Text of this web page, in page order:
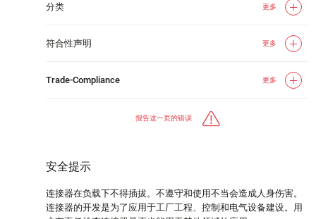
分类 更多
符合性声明 更多
Trade-Compliance 更多
报告这一页的错误
安全提示
连接器在负载下不得插拔。不遵守和使用不当会造成人身伤害。
连接器的开发是为了应用于工厂工程、控制和电气设备建设。用